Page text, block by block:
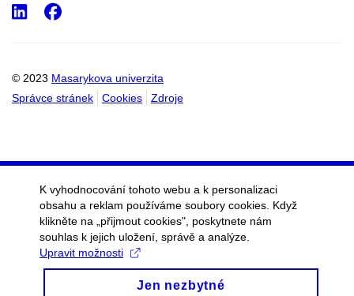
© 2023 Masarykova univerzita
Správce stránek
Cookies Zdroje
LinkedIn
Facebook
K vyhodnocování tohoto webu a k personalizaci
obsahu a reklam používáme soubory cookies. Když
klikněte na „přijmout cookies", poskytnete nám
souhlas k jejich uložení, správě a analýze.
Upravit možnosti
Jen nezbytné